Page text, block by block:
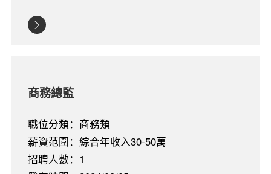
商務總監
職位分類：商務類
薪資范圍：綜合年收入30-50萬
招聘人數：1